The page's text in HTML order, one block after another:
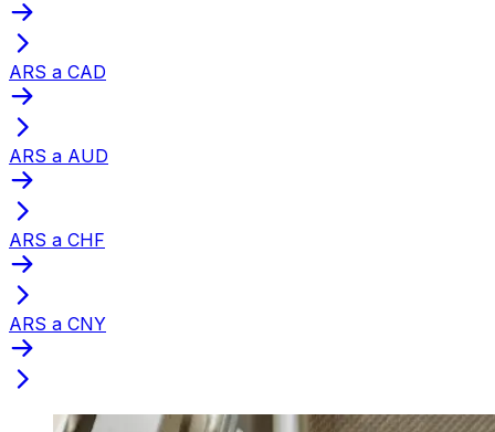
ARS a CAD
ARS a AUD
ARS a CHF
ARS a CNY